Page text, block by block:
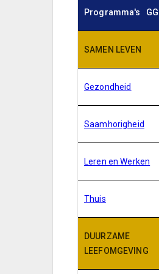
Programma's GG
SAMEN LEVEN
Gezondheid
Saamhorigheid
Leren en Werken
Thuis
DUURZAME
LEEFOMGEVING